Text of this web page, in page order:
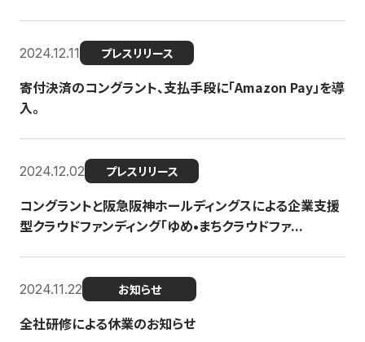
2024.12.11 プレスリリース
寄付決済のコングラント、支払手段に「Amazon Pay」を導
入。
2024.12.02 プレスリリース
コングラントと阪急阪神ホールディングスによる企業支援
型クラウドファンディング「ゆめ•まちクラウドファ...
2024.11.22 お知らせ
全社研修による休業のお知らせ